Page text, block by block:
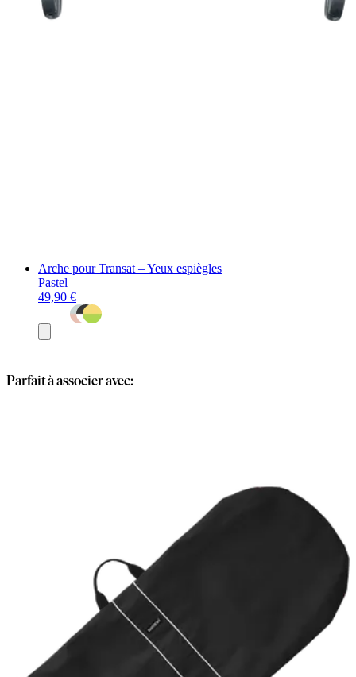
Arche pour Transat – Yeux espiègles
Pastel
49,90 €
au
Parfait à associer avec: